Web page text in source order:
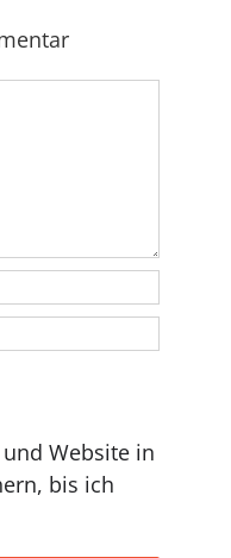
Website in
bis ich